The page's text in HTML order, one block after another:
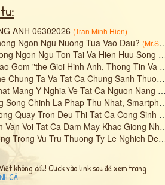
ANH 06302026 (Tran Minh Hien)
Ngon Ngu Nuong Tua Vao Dau? (Mr.Smile
Ton Tai Va Hien Huu Song Song Ca Hai The Gioi...
Anh, Thong Tin Va Du Lieu" Cua Chung Ta Va Tat Ca Chung Sanh.
Co Mot Khoi Cau Vo Hinh, Mot Khoi Cau Duoc Bao Ve Va Che Chan Boi Thien Dao, Dia Dao Va Nhan Dao?
Ve Tat Ca Nguon Nang Luong, Tan So Va Su Rung Dong:
La Phap Thu Hai Va Tat Ca He Thong Ngon Ngu Ngay Nay Chinh La Phap Thu Ba.
Deu Thi Tat Ca Cong Sinh Ra Deu Bang 0, A = A1 = A2 = 0.
Giong Nhu: Dam May Hap Dan, Dam May Dien Tich, Dam May Khi (Qi), Dam May Hat...etc?
Tru Thuong Ty Le Nghich De Tu Can Bang Voi Nhau.
không dấu! Click vào link sau để xem trang
CẢ